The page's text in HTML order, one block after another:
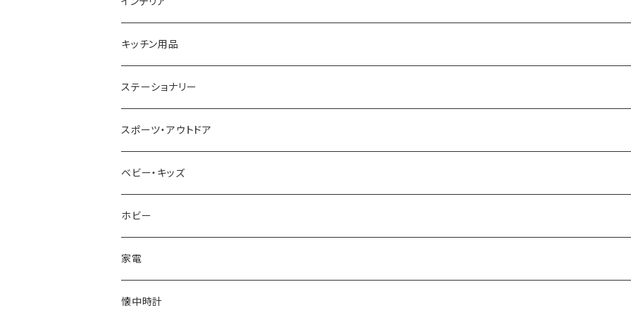
CACTUS
TIMEX
NIXON
AVALANCHE
ORIENT
ZEPPELIN
SKAGEN
NO BRAND
ARNOLD PALMER
MICHAEL KORS
DIESEL
ALV
Merge
ETTINGER
COACH
POLICE
PAUL HEWITT
22designstudio
BOTTEGA VENETA
EMPORIO ARMANI
CALVIN KLEIN
DANIEL WELLINGTON
NIKE
DUNHILL
NEWYORKER
OROBIANCO
Ellese
COLEMAN
MONTBLANC
United HOMME
RODANIA
BEAMZSQUARE
BLAZER CLUB
ANDY HAWARD
G GUSTO
GULLWING
CRYSTOCRAFT
SEIKO
CITIZEN
BRAUN
RHYTHM
BLOSSOM
MONDAINE
キッチン用品
I'mD
Helios
VALENTINO VISCANI
ステーショナリー
LAMY
WATERMAN
PARKER
PELIKAN
CROSS
スポーツ・アウトドア
Trangia
Barebones
FEUERHAND
CASIO
ベビー・キッズ
ふわりぃ
ERGO BABY
ホビー
その他
AMOS
家電
CREATE
懐中時計